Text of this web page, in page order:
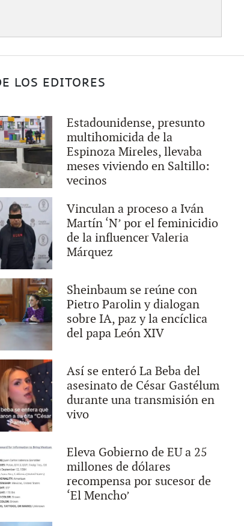
LOS EDITORES
Estadounidense, presunto
multihomicida de la
Espinoza Mireles, llevaba
meses viviendo en Saltillo:
vecinos
Vinculan a proceso a Iván
Martín ‘N’ por el feminicidio
de la influencer Valeria
Márquez
Sheinbaum se reúne con
Pietro Parolin y dialogan
sobre IA, paz y la encíclica
del papa León XIV
Así se enteró La Beba del
asesinato de César Gastélum
durante una transmisión en
vivo
Eleva Gobierno de EU a 25
millones de dólares
recompensa por sucesor de
‘El Mencho’